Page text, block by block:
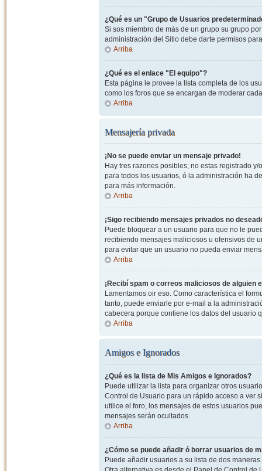
¿Qué es un "Grupo de Usuarios
Si sos miembro de más de un grupo su grupo
administración del Sitio debe darte permisos
Arriba
¿Qué es el enlace "El equipo"?
Esta página le provee la lista completa de los
como los foros que se encargan de moderar
Arriba
Mensajería privada
¡No se puede enviar un mensaje privado!
Hay tres razones posibles; no estas registrado
para todos los usuarios, ó la administración ha
para más información.
Arriba
¡Sigo recibiendo mensajes privados no
Puede bloquear a un usuario para que no le
recibiendo mensajes maliciosos u ofensivos de
para evitar que un usuario no pueda enviar
Arriba
¡Recibí spam o correos maliciosos de alguien
Lamentamos oir eso. Como característica el
tanto, puede enviarle por e-mail a la
cabecera porque contiene los datos del usuario
Arriba
Amigos e Ignorados
¿Qué es la lista de Mis Amigos e Ignorados?
Puede utilizar la lista para organizar otros
Control de Usuario para un rápido acceso a ver
utilice el foro, los mensajes de estos usuarios
mensajes serán ocultados.
Arriba
¿Cómo se puede añadir ó borrar usuarios de
Puede añadir usuarios a su lista de dos